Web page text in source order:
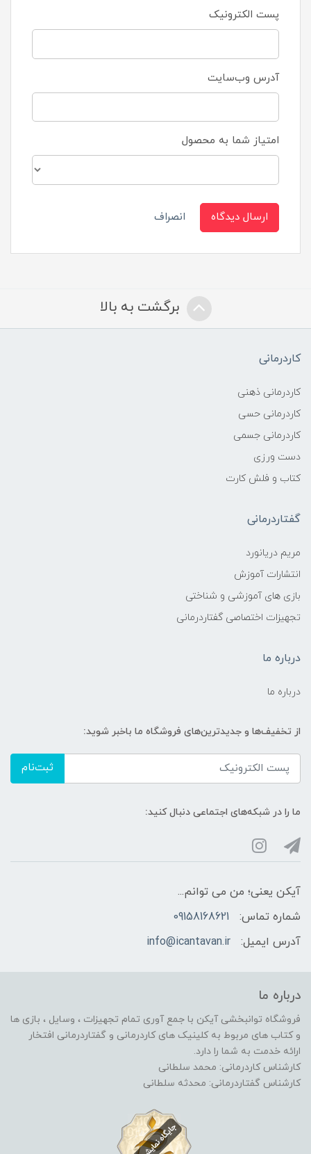
پست الکترونیک
آدرس وب‌سایت
امتیاز شما به محصول
ارسال دیدگاه انصراف
برگشت به بالا
کاردرمانی
کاردرمانی ذهنی
کاردرمانی حسی
کاردرمانی جسمی
دست ورزی
کتاب و فلش کارت
گفتاردرمانی
مریم دریانورد
انتشارات آموزش
بازی های آموزشی و شناختی
تجهیزات اختصاصی گفتاردرمانی
درباره ما
درباره ما
از تخفیف‌ها و جدیدترین‌های فروشگاه ما باخبر شوید:
ثبت‌نام
ما را در شبکه‌های اجتماعی دنبال کنید:
آیکن یعنی؛ من می توانم...
شماره تماس:
09158168621
آدرس ایمیل:
info@icantavan.ir
درباره ما
فروشگاه توانبخشی آیکن با جمع آوری تمام تجهیزات ، وسایل ، بازی ها
و کتاب های مربوط به کلینیک های کاردرمانی و گفتاردرمانی افتخار
ارائه خدمت به شما را دارد.
کارشناس کاردرمانی: محمد سلطانی
کارشناس گفتاردرمانی: محدثه سلطانی